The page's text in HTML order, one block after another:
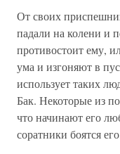
От своих
падали на колени и
противостоит ему,
ума и изгоняют в
использует таких
Бак. Некоторые из
что начинают его
соратники боятся